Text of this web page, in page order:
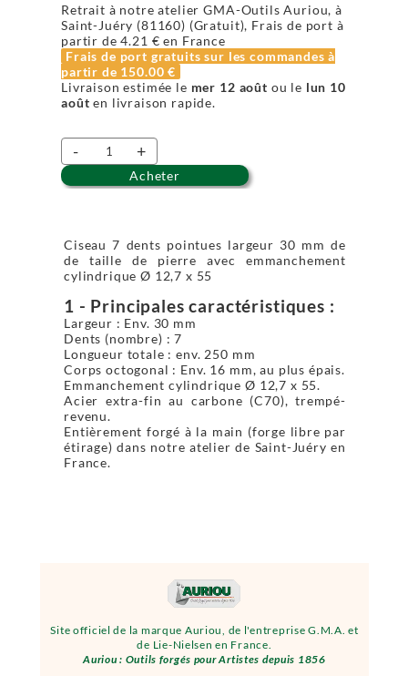
Site officiel de la marque Auriou, de l'entreprise G.M.A. et
de Lie-Nielsen en France.
Auriou : Outils forgés pour Artistes depuis 1856
Retrait à notre atelier GMA-Outils Auriou, à
Saint-Juéry (81160) (Gratuit), Frais de port à
partir de4.21 € en France
Frais de port gratuits sur les commandes à
partir de 150.00 €
Livraison estimée le mer 12 août ou le lun 10
août en livraison rapide.
- +
Acheter
Ciseau 7 dents pointues largeur 30 mm de
de taille de pierre avec emmanchement
cylindrique Ø 12,7 x 55
1 - Principales caractéristiques :
Largeur : Env. 30 mm
Dents (nombre) : 7
Longueur totale : env. 250 mm
Corps octogonal : Env. 16 mm, au plus épais.
Emmanchement cylindrique Ø 12,7 x 55.
Acier extra-fin au carbone (C70), trempé-
revenu.
Entièrement forgé à la main (forge libre par
étirage) dans notre atelier de Saint-Juéry en
France.